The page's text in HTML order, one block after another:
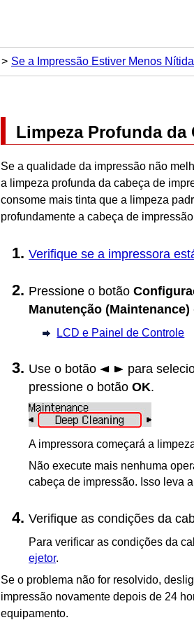
Se a Impressão Estiver Menos
Limpeza Profunda da
Se a qualidade da impressão não
a limpeza profunda da cabeça de
consome mais tinta que a limpeza
profundamente a cabeça de impressão
Verifique se a impressora
Pressione o botão
Manutenção (Maintenance)
LCD e Painel de Controle
Use o botão para
pressione o botão OK.
A impressora começará a
Não execute mais nenhuma
cabeça de impressão. Isso leva
Verifique as condições da
Para verificar as condições da
ejetor.
Se o problema não for resolvido,
impressão novamente depois de 24
equipamento.